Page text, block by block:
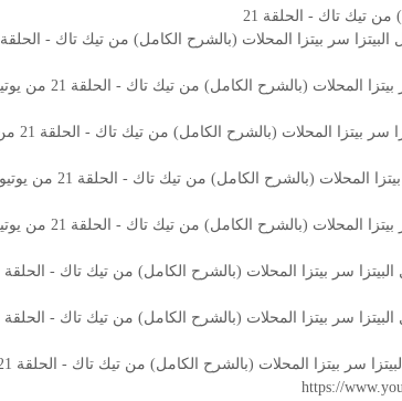
تيك تاك - الحلقة 21
سر بيتزا المحلات (بالشرح الكامل) من تيك تاك - الحلقة 21 من يوتيوب
المحلات (بالشرح الكامل) من تيك تاك - الحلقة 21 من يوتيوب
المحلات (بالشرح الكامل) من تيك تاك - الحلقة 21 من يوتيوب
(بالشرح الكامل) من تيك تاك - الحلقة 21 من يوتيوب
المحلات (بالشرح الكامل) من تيك تاك - الحلقة 21 من يوتيوب
سر بيتزا المحلات (بالشرح الكامل) من تيك تاك - الحلقة 21 من يوتيوب
سر بيتزا المحلات (بالشرح الكامل) من تيك تاك - الحلقة 21 من يوتيوب
بيتزا المحلات (بالشرح الكامل) من تيك تاك - الحلقة 21 على يوتيوب
https://